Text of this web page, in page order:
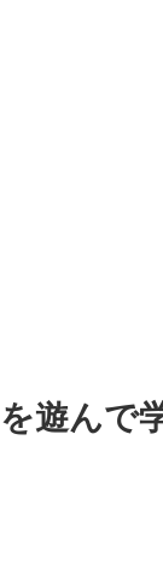
遊んで